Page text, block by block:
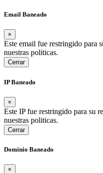
Email Baneado
×
Este email fue restringido para
nuestras politicas.
Cerrar
IP Baneado
×
Este IP fue restringido para su
nuestras politicas.
Cerrar
Dominio Baneado
×